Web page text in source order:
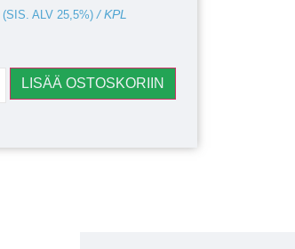
(SIS. ALV 25,5%)/ KPL
LISÄÄ OSTOSKORIIN